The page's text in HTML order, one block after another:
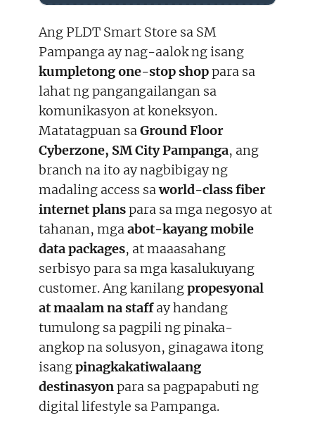
Ang PLDT Smart Store sa SM
Pampanga ay nag-aalok ng isang
kumpletong one-stop shoppara sa
lahat ng pangangailangan sa
komunikasyon at koneksyon.
Matatagpuan saGround Floor
Cyberzone, SM City Pampanga, ang
branch na ito ay nagbibigay ng
madaling access saworld-class fiber
internet planspara sa mga negosyo at
tahanan, mgaabot-kayang mobile
data packages, at maaasahang
serbisyo para sa mga kasalukuyang
customer. Ang kanilangpropesyonal
at maalam na staffay handang
tumulong sa pagpili ng pinaka-
angkop na solusyon, ginagawa itong
isangpinagkakatiwalaang
destinasyonpara sa pagpapabuti ng
digital lifestyle sa Pampanga.